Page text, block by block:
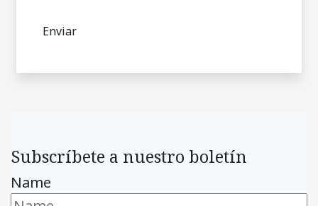
Subscríbete a nuestro boletín
Name